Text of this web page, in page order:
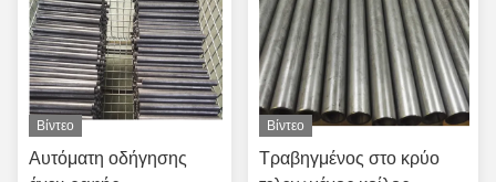
Βίντεο
Αυτόματη οδήγησης
Βίντεο
Τραβηγμένος στο κρύο